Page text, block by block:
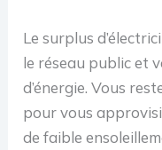
Le surplus
le réseau public et
d’énergie. Vous
pour vous
de faible